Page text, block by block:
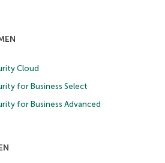
Cloud
for Business Select
for Business Advanced